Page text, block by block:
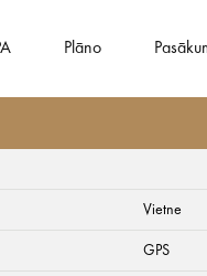
Plāno
Vietne
GPS